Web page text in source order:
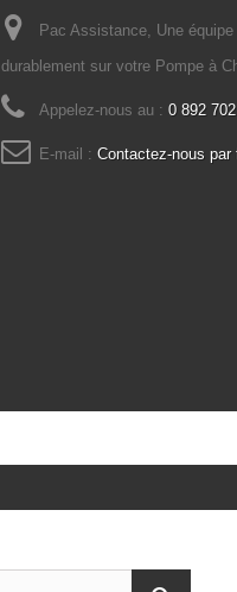
Pac Assistance, Une
durablement sur votre Pompe à
Appelez-nous au : 0 892
E-mail : Contactez-nous par